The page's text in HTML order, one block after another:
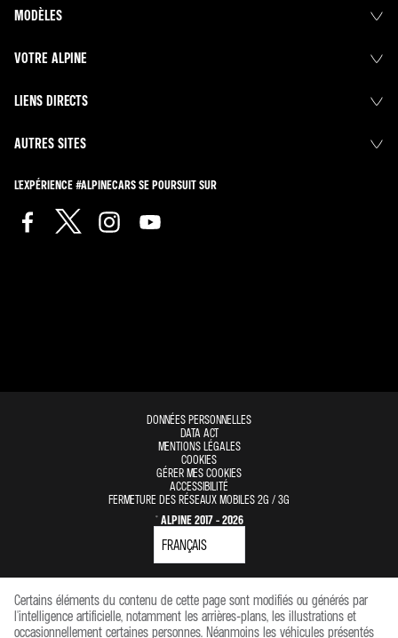
MODÈLES
VOTRE ALPINE
LIENS DIRECTS
AUTRES SITES
L'EXPÉRIENCE #ALPINECARS SE POURSUIT SUR
DONNÉES PERSONNELLES
DATA ACT
MENTIONS LÉGALES
COOKIES
GÉRER MES COOKIES
ACCESSIBILITÉ
FERMETURE DES RÉSEAUX MOBILES 2G / 3G
© ALPINE 2017 - 2026
Certains éléments du contenu de cette page sont modifiés ou générés par
l'intelligence artificielle, notamment les arrières-plans, les illustrations et
occasionnellement certaines personnes. Néanmoins les véhicules présentés